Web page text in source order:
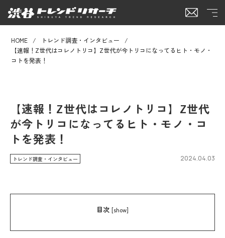
HOME
トレンド調査・インタビュー
【速報！Z世代はコレノトリコ】Z世代が今トリコになってるヒト・モノ・
コトを発表！
【速報！Z世代はコレノトリコ】Z世代
が今トリコになってるヒト・モノ・コ
トを発表！
トレンド調査・インタビュー 2024.04.03
目次 [show]